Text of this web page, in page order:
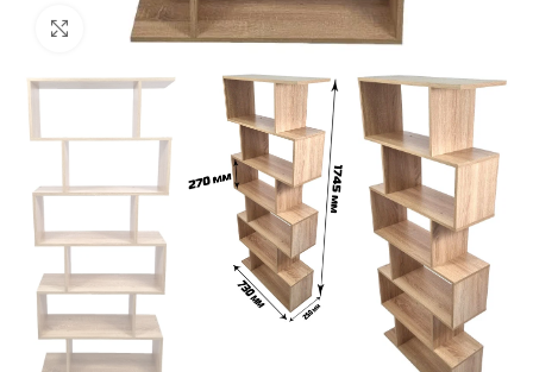
Click to enlarge